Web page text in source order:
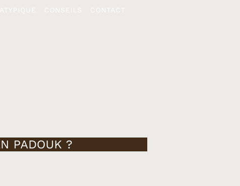
CONSEILS CONTACT
PADOUK ?